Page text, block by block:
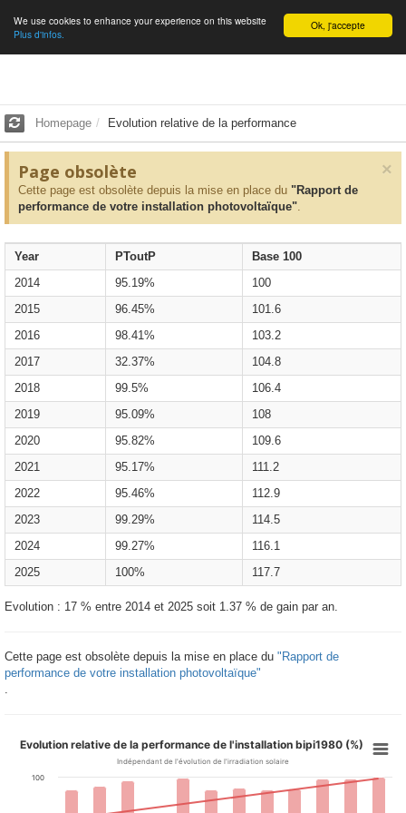
English Ok, j'accepte
We use cookies to enhance your experience on this website
Plus d'infos.
Homepage Evolution relative de la performance
×
Page obsolète
Cette page est obsolète depuis la mise en place du "Rapport de
performance de votre installation photovoltaïque".
Year PToutP
Base 100
2014
95.19%
100
2015
96.45%
101.6
2016
98.41%
103.2
2017
32.37%
104.8
2018
99.5%
106.4
2019
95.09%
108
2020
95.82%
109.6
2021
95.17%
111.2
2022
95.46%
112.9
2023
99.29%
114.5
2024
99.27%
116.1
2025
100% 117.7
Evolution : 17 % entre 2014 et 2025 soit 1.37 % de gain par an.
Cette page est obsolète depuis la mise en place du "Rapport de
performance de votre installation photovoltaïque"
Evolution relative de la performance de l'installation bipi1980 (%)
Indépendant de l'évolution de l'irradiation solaire
100